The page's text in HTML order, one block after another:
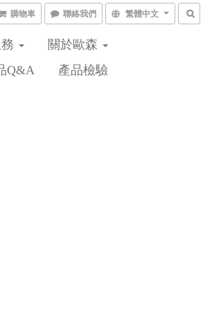
購物車 聯絡我們 繁體中文
關於歐森
Q&A 產品檢驗